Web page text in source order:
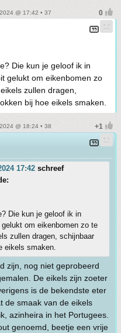
@ 17:42 • 37
Die kun je geloof ik in
gelukt om eikenbomen zo
zullen dragen,
bij hoe eikels smaken.
@ 18:24 • 38
17:42 schreef
Die kun je geloof ik in
om eikenbomen zo te
zullen dragen, schijnbaar
eikels smaken.
zijn, nog niet geprobeerd
De eikels zijn zoeter
is de bekendste eter
de smaak van de eikels
azinheira in het Portugees.
genoemd, beetje een vrije